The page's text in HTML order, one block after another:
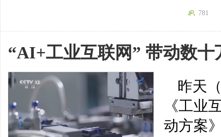
781
“AI+工业互联网” 带动数十
昨天
《工业
动方案